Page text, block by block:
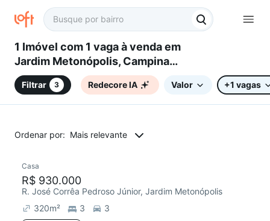
1 Imóvel com 1 vaga à venda em
Jardim Metonópolis, Campinas,
SP
Filtrar 3 Redecore IA Valor +1 vagas
Ordenar por: Mais relevante
Chegou este mês
Casa
R$ 930.000
R. José Corrêa Pedroso Júnior, Jardim Metonópolis
320m² 3
3